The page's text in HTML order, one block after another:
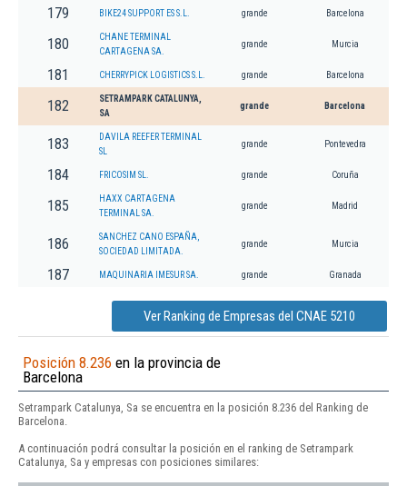
179 BIKE24 SUPPORT ES S.L. grande Barcelona
180
CHANE TERMINAL
CARTAGENA SA.
grande Murcia
181 CHERRYPICK LOGISTICS S.L. grande Barcelona
182
SETRAMPARK CATALUNYA,
SA
grande Barcelona
183
DAVILA REEFER TERMINAL
SL
grande Pontevedra
184 FRICOSIM SL. grande Coruña
185
HAXX CARTAGENA
TERMINAL SA.
grande Madrid
186
SANCHEZ CANO ESPAÑA,
SOCIEDAD LIMITADA.
grande Murcia
187 MAQUINARIA IMESUR SA. grande Granada
Ver Ranking de Empresas del CNAE 5210
Posición 8.236 en la provincia de
Barcelona
Setrampark Catalunya, Sa se encuentra en la posición 8.236 del Ranking de
Barcelona.
A continuación podrá consultar la posición en el ranking de Setrampark
Catalunya, Sa y empresas con posiciones similares: